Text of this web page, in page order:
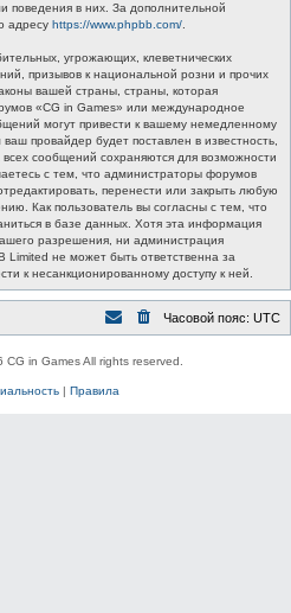
поведения в них. За дополнительной
адресу https://www.phpbb.com/
угрожающих, клеветнических
призывов к национальной розни и прочих
вашей страны, страны, которая
«CG in Games» или международное
могут привести к вашему немедленному
провайдер будет поставлен в известность,
сообщений сохраняются для возможности
с тем, что администраторы форумов
перенести или закрыть любую
Как пользователь вы согласны с тем, что
в базе данных. Хотя эта информация
разрешения, ни администрация
не может быть ответственна за
к несанкционированному доступу к ней.
Часовой пояс: UTC
in Games All rights reserved.
| Правила